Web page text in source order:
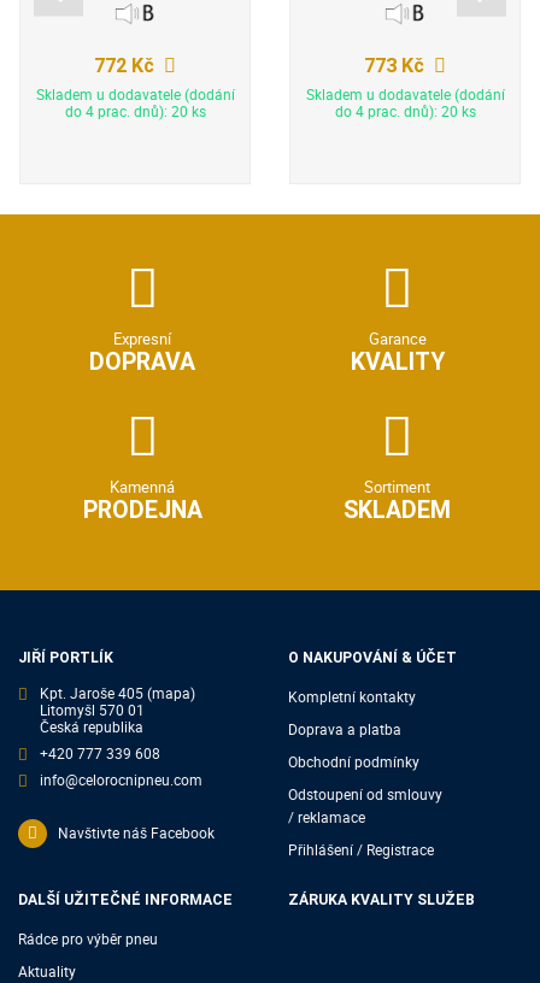
772 Kč
Skladem u dodavatele (dodání
do 4 prac. dnů): 20 ks
773 Kč
Skladem u dodavatele (dodání
do 4 prac. dnů): 20 ks
Expresní
DOPRAVA
Garance
KVALITY
Kamenná
PRODEJNA
Sortiment
SKLADEM
JIŘÍ PORTLÍK
Kpt. Jaroše 405(mapa)
Litomyšl 570 01
Česká republika
+420 777 339 608
info@celorocnipneu.com
Navštivte náš Facebook
O NAKUPOVÁNÍ & ÚČET
Kompletní kontakty
Doprava a platba
Obchodní podmínky
Odstoupení od smlouvy
/ reklamace
Přihlášení / Registrace
DALŠÍ UŽITEČNÉ INFORMACE
Rádce pro výběr pneu
Aktuality
ZÁRUKA KVALITY SLUŽEB